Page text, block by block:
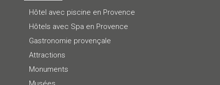
Hôtel avec piscine en Provence
Hôtels avec Spa en Provence
Gastronomie provençale
Attractions
Monuments